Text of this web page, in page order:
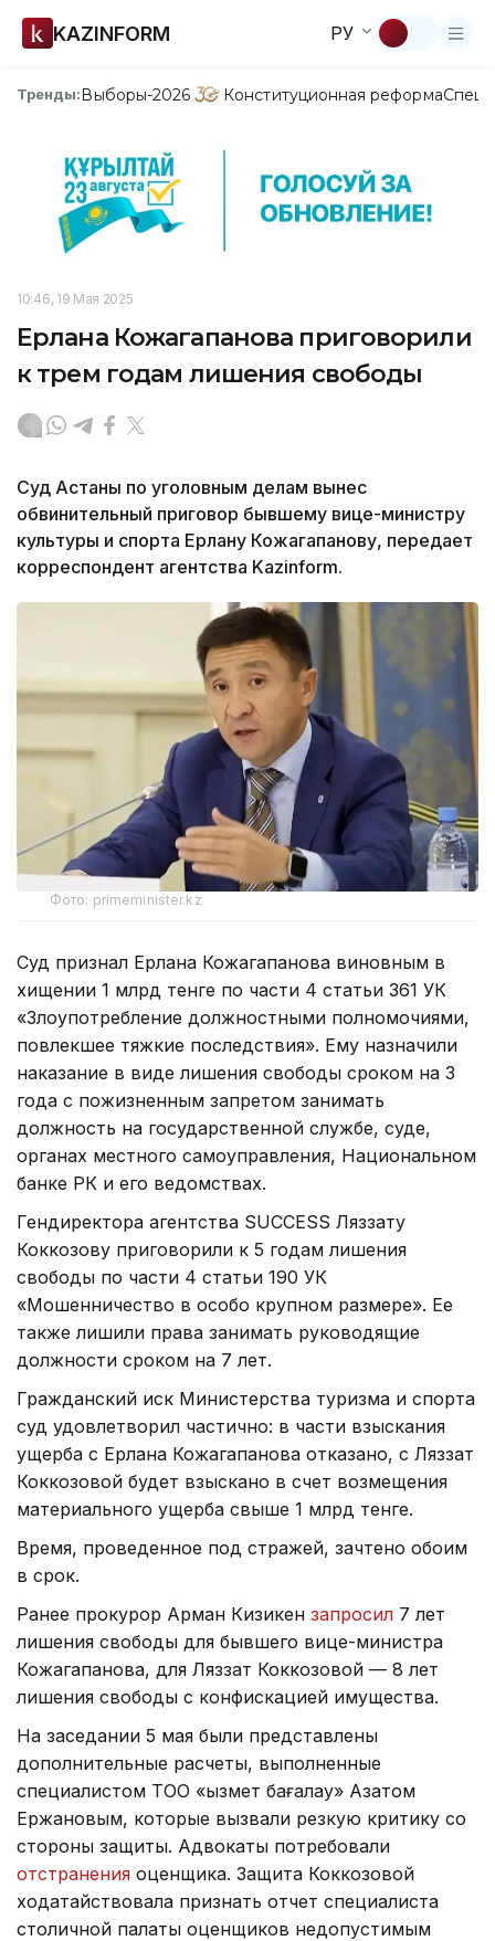
KAZINFORM РУ
Тренды:Выборы-2026 Конституционная реформа
10:46, 19 Мая 2025
Ерлана Кожагапанова приговорили
к трем годам лишения свободы
Суд Астаны по уголовным делам вынес
обвинительный приговор бывшему вице-министру
культуры и спорта Ерлану Кожагапанову, передает
корреспондент агентства Kazinform.
Фото: primeminister.kz
Суд признал Ерлана Кожагапанова виновным в
хищении 1 млрд тенге по части 4 статьи 361 УК
«Злоупотребление должностными полномочиями,
повлекшее тяжкие последствия». Ему назначили
наказание в виде лишения свободы сроком на 3
года с пожизненным запретом занимать
должность на государственной службе, суде,
органах местного самоуправления, Национальном
банке РК и его ведомствах.
Гендиректора агентства SUCCESS Ляззату
Коккозову приговорили к 5 годам лишения
свободы по части 4 статьи 190 УК
«Мошенничество в особо крупном размере». Ее
также лишили права занимать руководящие
должности сроком на 7 лет.
Гражданский иск Министерства туризма и спорта
суд удовлетворил частично: в части взыскания
ущерба с Ерлана Кожагапанова отказано, с Ляззат
Коккозовой будет взыскано в счет возмещения
материального ущерба свыше 1 млрд тенге.
Время, проведенное под стражей, зачтено обоим
в срок.
Ранее прокурор Арман Кизикен запросил 7 лет
лишения свободы для бывшего вице-министра
Кожагапанова, для Ляззат Коккозовой — 8 лет
лишения свободы с конфискацией имущества.
На заседании 5 мая были представлены
дополнительные расчеты, выполненные
специалистом ТОО «Қызмет бағалау» Азатом
Ержановым, которые вызвали резкую критику со
стороны защиты. Адвокаты потребовали
отстранения оценщика. Защита Коккозовой
ходатайствовала признать отчет специалиста
столичной палаты оценщиков недопустимым